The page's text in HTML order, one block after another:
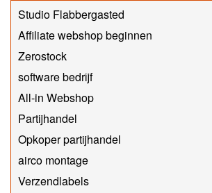
Studio Flabbergasted
Affiliate webshop beginnen
Zerostock
software bedrijf
All-in Webshop
Partijhandel
Opkoper partijhandel
airco montage
Verzendlabels